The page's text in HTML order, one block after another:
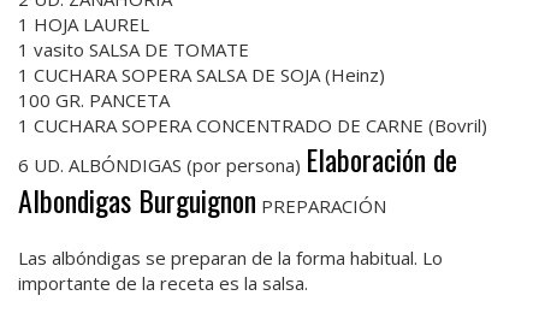
1 HOJA LAUREL
1 vasito SALSA DE TOMATE
1 CUCHARA SOPERA SALSA DE SOJA (Heinz)
100 GR. PANCETA
1 CUCHARA SOPERA CONCENTRADO DE CARNE (Bovril)
6 UD. ALBÓNDIGAS (por persona) Elaboración de
Albondigas Burguignon PREPARACIÓN
Las albóndigas se preparan de la forma habitual. Lo
importante de la receta es la salsa.